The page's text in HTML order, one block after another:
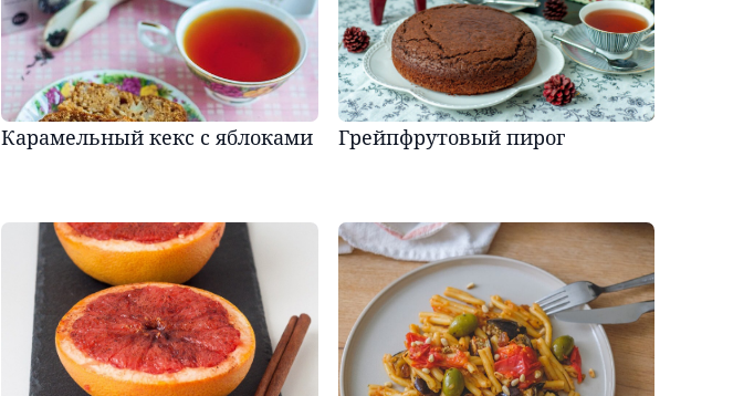
Карамельный кекс с яблоками Грейпфрутовый пирог